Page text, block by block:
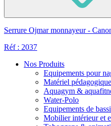
Serrure Ojmar monnayeur -
Réf : 2037
Nos Produits
Equipements pour
Matériel pédagogique
Aquagym &
Water-Polo
Equipements de
Mobilier intérieur et